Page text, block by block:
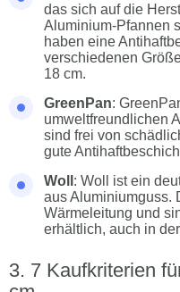
das sich auf die
Aluminium-Pfannen
haben eine
verschiedenen
18 cm.
GreenPan:
umweltfreundlichen
sind frei von
gute
Woll : Woll ist ein
aus Aluminiumguss.
Wärmeleitung und
erhältlich, auch in
7 Kaufkriterien